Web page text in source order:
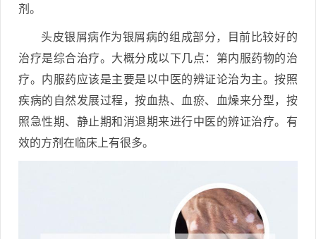
剂。
头皮银屑病作为银屑病的组成部分，目前比较好的
治疗是综合治疗。大概分成以下几点：第内服药物的治
疗。内服药应该是主要是以中医的辨证论治为主。按照
疾病的自然发展过程，按血热、血瘀、血燥来分型，按
照急性期、静止期和消退期来进行中医的辨证治疗。有
效的方剂在临床上有很多。